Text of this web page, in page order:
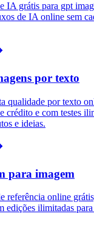
IA grátis para gpt
de IA online sem
por texto
qualidade por texto
crédito e com testes
e ideias.
para imagem
referência online
edições ilimitadas